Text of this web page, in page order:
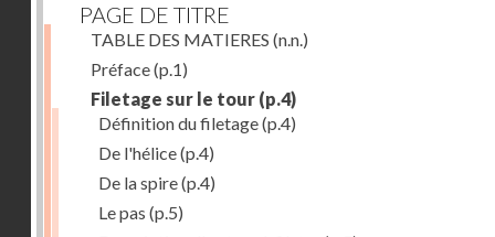
PAGE DE TITRE
TABLE DES MATIERES (n.n.)
Préface(p.1)
Filetage sur le tour (p.4)
Définition du filetage(p.4)
De l'hélice(p.4)
De la spire(p.4)
Le pas (p.5)